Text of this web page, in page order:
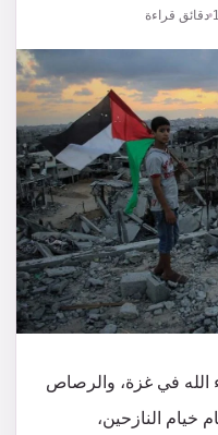
1 دقائق قراءة
الله في غزة، والرصاص
خيام النازحين،